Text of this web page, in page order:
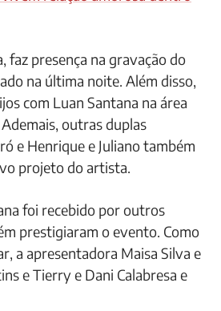
faz presença na gravação do
na última noite. Além disso,
com Luan Santana na área
outras duplas
e Henrique e Juliano também
projeto do artista.
foi recebido por outros
prestigiaram o evento. Como
a apresentadora Maisa Silva e
e Tierry e Dani Calabresa e